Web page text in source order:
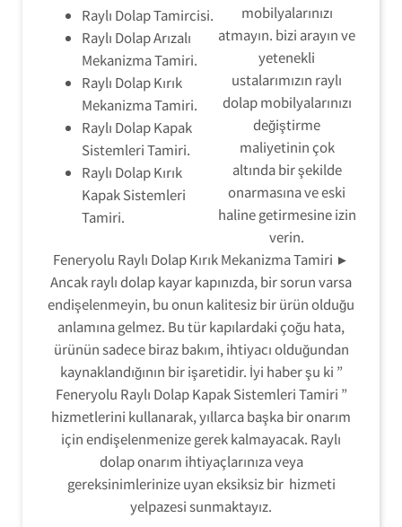
Raylı Dolap Tamircisi.
Raylı Dolap Arızalı
Mekanizma Tamiri.
Raylı Dolap Kırık
Mekanizma Tamiri.
Raylı Dolap Kapak
Sistemleri Tamiri.
Raylı Dolap Kırık
Kapak Sistemleri
Tamiri.
mobilyalarınızı
atmayın. bizi arayın ve
yetenekli
ustalarımızın raylı
dolap mobilyalarınızı
değiştirme
maliyetinin çok
altında bir şekilde
onarmasına ve eski
haline getirmesine izin
verin.
Feneryolu Raylı Dolap Kırık Mekanizma Tamiri ►
Ancak raylı dolap kayar kapınızda, bir sorun varsa
endişelenmeyin, bu onun kalitesiz bir ürün olduğu
anlamına gelmez. Bu tür kapılardaki çoğu hata,
ürünün sadece biraz bakım, ihtiyacı olduğundan
kaynaklandığının bir işaretidir. İyi haber şu ki ”
Feneryolu Raylı Dolap Kapak Sistemleri Tamiri ”
hizmetlerini kullanarak, yıllarca başka bir onarım
için endişelenmenize gerek kalmayacak. Raylı
dolap onarım ihtiyaçlarınıza veya
gereksinimlerinize uyan eksiksiz bir hizmeti
yelpazesi sunmaktayız.